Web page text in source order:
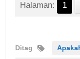
Halaman: 1
Ditag